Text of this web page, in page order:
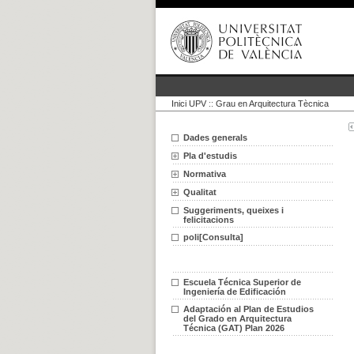
Inici UPV :: Grau en Arquitectura Tècnica
Dades generals
Pla d'estudis
Normativa
Qualitat
Suggeriments, queixes i
felicitacions
poli[Consulta]
Escuela Técnica Superior de
Ingeniería de Edificación
Adaptación al Plan de Estudios
del Grado en Arquitectura
Técnica (GAT) Plan 2026